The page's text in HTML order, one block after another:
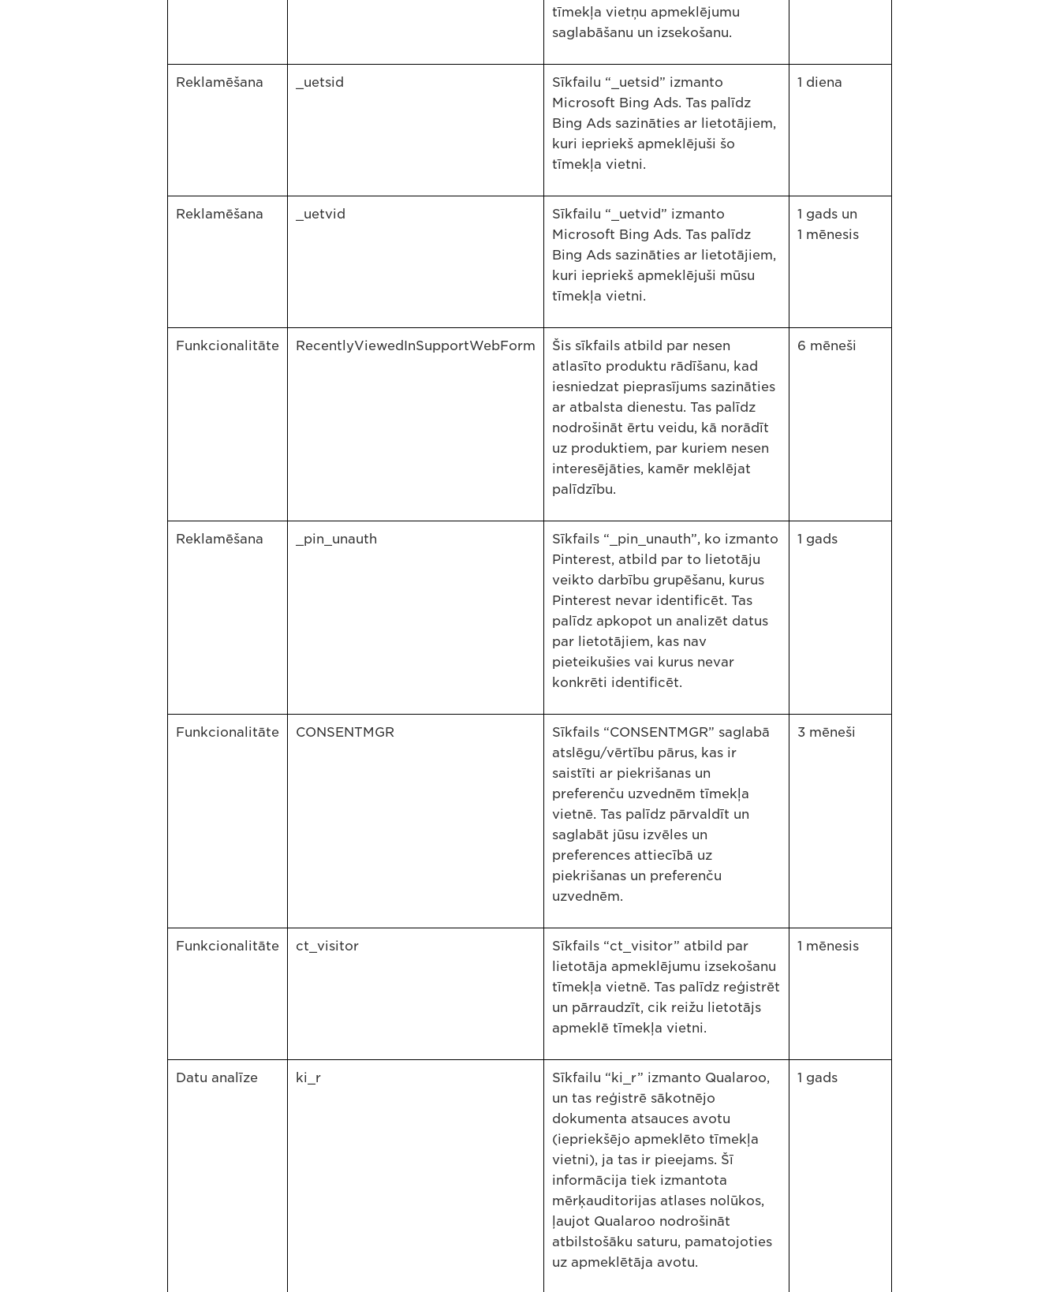
tīmekļa vietņu apmeklējumu
saglabāšanu un izsekošanu.
Reklamēšana _uetsid
Sīkfailu “_uetsid” izmanto
Microsoft Bing Ads. Tas palīdz
Bing Ads sazināties ar lietotājiem,
kuri iepriekš apmeklējuši šo
tīmekļa vietni.
1 diena
Reklamēšana _uetvid
Sīkfailu “_uetvid” izmanto
Microsoft Bing Ads. Tas palīdz
Bing Ads sazināties ar lietotājiem,
kuri iepriekš apmeklējuši mūsu
tīmekļa vietni.
1 gads un
1 mēnesis
Funkcionalitāte RecentlyViewedInSupportWebForm
Šis sīkfails atbild par nesen
atlasīto produktu rādīšanu, kad
iesniedzat pieprasījums sazināties
ar atbalsta dienestu. Tas palīdz
nodrošināt ērtu veidu, kā norādīt
uz produktiem, par kuriem nesen
interesējāties, kamēr meklējat
palīdzību.
6 mēneši
Reklamēšana _pin_unauth
Sīkfails “_pin_unauth”, ko izmanto
Pinterest, atbild par to lietotāju
veikto darbību grupēšanu, kurus
Pinterest nevar identificēt. Tas
palīdz apkopot un analizēt datus
par lietotājiem, kas nav
pieteikušies vai kurus nevar
konkrēti identificēt.
1 gads
Funkcionalitāte CONSENTMGR
Sīkfails “CONSENTMGR” saglabā
atslēgu/vērtību pārus, kas ir
saistīti ar piekrišanas un
preferenču uzvednēm tīmekļa
vietnē. Tas palīdz pārvaldīt un
saglabāt jūsu izvēles un
preferences attiecībā uz
piekrišanas un preferenču
uzvednēm.
3 mēneši
Funkcionalitāte ct_visitor
Sīkfails “ct_visitor” atbild par
lietotāja apmeklējumu izsekošanu
tīmekļa vietnē. Tas palīdz reģistrēt
un pārraudzīt, cik reižu lietotājs
apmeklē tīmekļa vietni.
1 mēnesis
Datu analīze ki_r
Sīkfailu “ki_r” izmanto Qualaroo,
un tas reģistrē sākotnējo
dokumenta atsauces avotu
(iepriekšējo apmeklēto tīmekļa
vietni), ja tas ir pieejams. Šī
informācija tiek izmantota
mērķauditorijas atlases nolūkos,
ļaujot Qualaroo nodrošināt
atbilstošāku saturu, pamatojoties
uz apmeklētāja avotu.
1 gads